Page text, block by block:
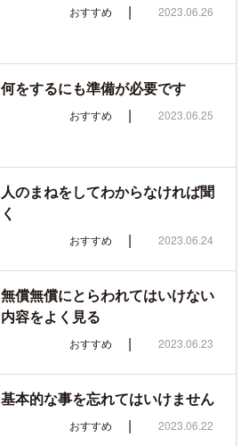
おすすめ | 2023.06.26
何をするにも準備が必要です
おすすめ | 2023.06.25
人のまねをしてわからなければ聞
く
おすすめ | 2023.06.24
無償無償にとらわれてはいけない
内容をよく見る
おすすめ | 2023.06.23
基本的な事を忘れてはいけません
おすすめ | 2023.06.22